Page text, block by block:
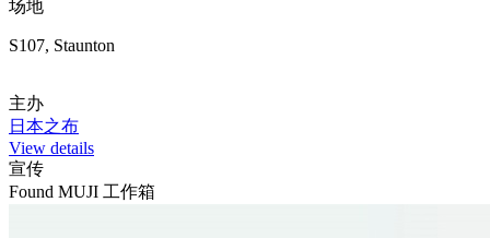
场地
S107, Staunton
主办
日本之布
View details
宣传
Found MUJI 工作箱